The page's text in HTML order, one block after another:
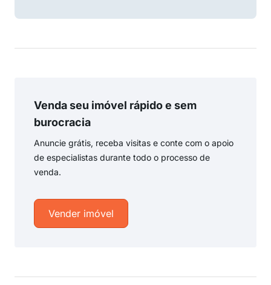
Venda seu imóvel rápido e sem
burocracia
Anuncie grátis, receba visitas e conte com o apoio
de especialistas durante todo o processo de
venda.
Vender imóvel